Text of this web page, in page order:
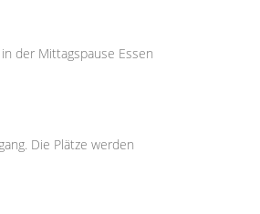
der Mittagspause Essen
Die Plätze werden